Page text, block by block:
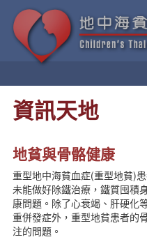
如何治療「地貧」
新一代療法
病人日常生活需知
地中海貧血的遺傳與預防
地中海貧血兒童基金
地中海貧血教育及輔導中心
貧友資訊
資訊天地
地貧與骨骼健康
重型地中海貧血症(重型地貧)
未能做好除鐵治療，鐵質囤積
康問題。除了心衰竭、肝硬化
重併發症外，重型地貧患者的
注的問題。